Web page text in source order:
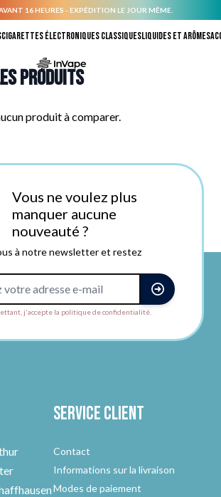
16 HEURES - EXPÉDITION LE JOUR MÊME.
Cigarettes électroniques classiquesLiquides et arômes
produits
produit à comparer.
Vous ne voulez plus
manquer aucune
nouveauté ?
à notre newsletter et restez
j'accepte la politique de confidentialité.
Service client
Contact
Informations sur la livraison
Modes de paiement